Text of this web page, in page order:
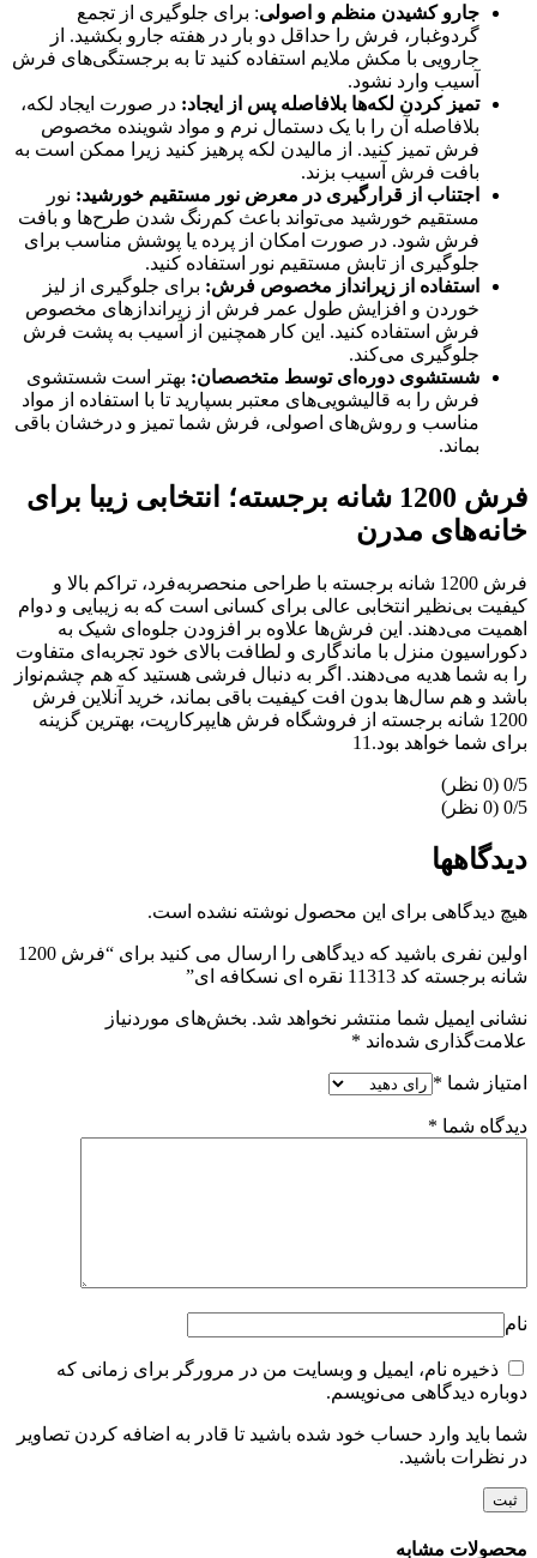
جارو کشیدن منظم و اصولی: برای جلوگیری از تجمع
گردوغبار، فرش را حداقل دو بار در هفته جارو بکشید. از
جارویی با مکش ملایم استفاده کنید تا به برجستگی‌های فرش
آسیب وارد نشود.
تمیز کردن لکه‌ها بلافاصله پس از ایجاد: در صورت ایجاد لکه،
بلافاصله آن را با یک دستمال نرم و مواد شوینده مخصوص
فرش تمیز کنید. از مالیدن لکه پرهیز کنید زیرا ممکن است به
بافت فرش آسیب بزند.
اجتناب از قرارگیری در معرض نور مستقیم خورشید: نور
مستقیم خورشید می‌تواند باعث کم‌رنگ شدن طرح‌ها و بافت
فرش شود. در صورت امکان از پرده یا پوشش مناسب برای
جلوگیری از تابش مستقیم نور استفاده کنید.
استفاده از زیرانداز مخصوص فرش: برای جلوگیری از لیز
خوردن و افزایش طول عمر فرش از زیراندازهای مخصوص
فرش استفاده کنید. این کار همچنین از آسیب به پشت فرش
جلوگیری می‌کند.
شستشوی دوره‌ای توسط متخصصان: بهتر است شستشوی
فرش را به قالیشویی‌های معتبر بسپارید تا با استفاده از مواد
مناسب و روش‌های اصولی، فرش شما تمیز و درخشان باقی
بماند.
فرش 1200 شانه برجسته؛ انتخابی زیبا برای
خانه‌های مدرن
فرش 1200 شانه برجسته با طراحی منحصربه‌فرد، تراکم بالا و
کیفیت بی‌نظیر انتخابی عالی برای کسانی است که به زیبایی و دوام
اهمیت می‌دهند. این فرش‌ها علاوه بر افزودن جلوه‌ای شیک به
دکوراسیون منزل با ماندگاری و لطافت بالای خود تجربه‌ای متفاوت
را به شما هدیه می‌دهند. اگر به دنبال فرشی هستید که هم چشم‌نواز
باشد و هم سال‌ها بدون افت کیفیت باقی بماند، خرید آنلاین فرش
1200 شانه برجسته از فروشگاه فرش هایپرکارپت، بهترین گزینه
برای شما خواهد بود.11
‫0/5
‫0/5
دیدگاهها
هیچ دیدگاهی برای این محصول نوشته نشده است.
اولین نفری باشید که دیدگاهی را ارسال می کنید برای “فرش 1200
شانه برجسته کد 11313 نقره ای نسکافه ای”
نشانی ایمیل شما منتشر نخواهد شد. بخش‌های موردنیاز
علامت‌گذاری شده‌اند *
امتیاز شما *
دیدگاه شما *
نام
ذخیره نام، ایمیل و وبسایت من در مرورگر برای زمانی که
دوباره دیدگاهی می‌نویسم.
شما باید وارد حساب خود شده باشید تا قادر به اضافه کردن تصاویر
در نظرات باشید.
محصولات مشابه